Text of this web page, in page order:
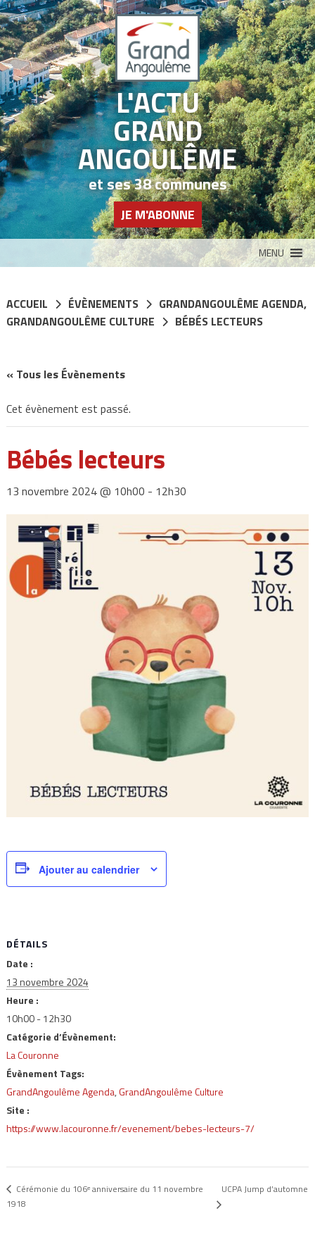
L'ACTU
GRAND
ANGOULÊME
et ses 38 communes
JE M'ABONNE
MENU
ACCUEIL ÉVÈNEMENTS GRANDANGOULÊME AGENDA,
GRANDANGOULÊME CULTURE
BÉBÉS LECTEURS
« Tous les Évènements
Cet évènement est passé.
Bébés lecteurs
13 novembre 2024 @ 10h00 - 12h30
Ajouter au calendrier
DÉTAILS
Date :
13 novembre 2024
Heure :
10h00 - 12h30
Catégorie d’Évènement:
La Couronne
Évènement Tags:
GrandAngoulême Agenda,GrandAngoulême Culture
Site :
https://www.lacouronne.fr/evenement/bebes-lecteurs-7/
Cérémonie du 106ᵉ anniversaire du 11 novembre
1918
UCPA Jump d’automne
Panneau de gestion des cookies